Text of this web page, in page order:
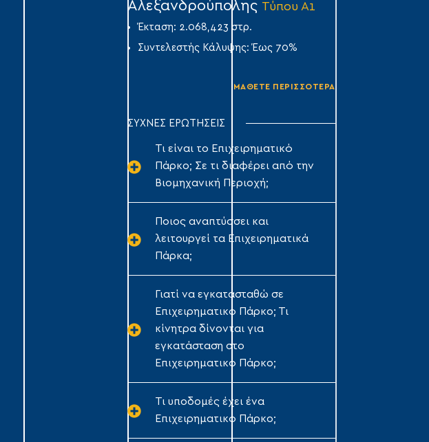
Αλεξανδρούπολης Τύπου Α1
Έκταση: 2.068,423 στρ.
Συντελεστής Κάλυψης: Έως 70%
ΜΑΘΕΤΕ ΠΕΡΙΣΣΟΤΕΡΑ
ΣΥΧΝΕΣ ΕΡΩΤΗΣΕΙΣ
Τι είναι το Επιχειρηματικό
Πάρκο; Σε τι διαφέρει από την
Βιομηχανική Περιοχή;
Ποιος αναπτύσσει και
λειτουργεί τα Επιχειρηματικά
Πάρκα;
Γιατί να εγκατασταθώ σε
Επιχειρηματικό Πάρκο; Τι
κίνητρα δίνονται για
εγκατάσταση στο
Επιχειρηματικό Πάρκο;
Τι υποδομές έχει ένα
Επιχειρηματικό Πάρκο;